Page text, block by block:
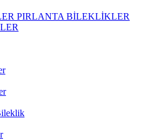
PIRLANTA BİLEKLİKLER